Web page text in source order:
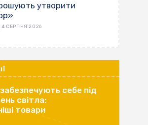
утворити
4 СЕРПНЯ 2026
себе під
світла:
товари